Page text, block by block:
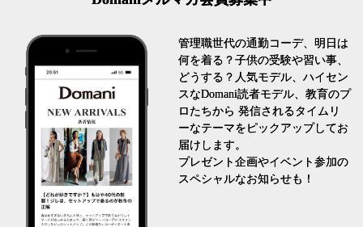
管理職世代の通勤コーデ、明日は
何を着る？子供の受験や習い事、
どうする？人気モデル、ハイセン
スなDomani読者モデル、教育のプ
ロたちから 発信されるタイムリ
ーなテーマをピックアップしてお
届けします。
プレゼント企画やイベント参加の
スペシャルなお知らせも！